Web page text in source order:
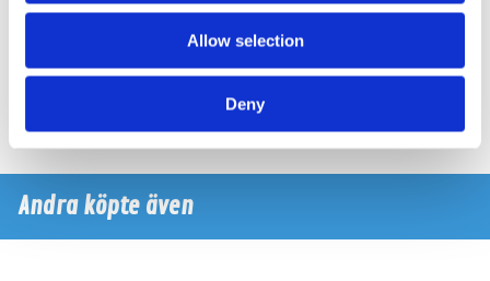
Allow selection
Deny
Finns i lagershop Göteborg
795 kr
Andra köpte även